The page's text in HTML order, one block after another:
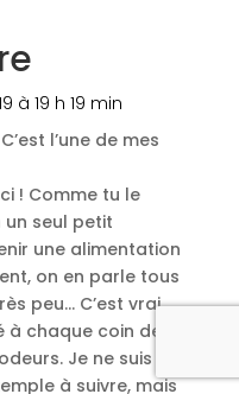
à 19 h 19 min
l’une de mes
! Comme tu le
un seul petit
une alimentation
on en parle tous
peu… C’est vrai
à chaque coin de
Je ne suis
à suivre, mais